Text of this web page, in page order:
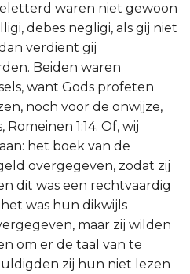
waren niet gewoon
debes negligi, als gij niet
verdient gij
Beiden waren
want Gods profeten
noch voor de onwijze,
1:14. Of, wij
het boek van de
overgegeven, zodat zij
dit was een rechtvaardig
was hun dikwijls
maar zij wilden
om er de taal van te
zij hun niet lezen